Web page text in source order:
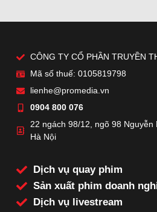
CÔNG TY CỔ PHẦN TRUYỀN
Mã số thuế: 0105819798
lienhe@promedia.vn
0904 800 076
22 ngách 98/12, ngõ 98 Nguyễn
Hà Nội
Dịch vụ quay phim
Sản xuất phim doanh
Dịch vụ livestream